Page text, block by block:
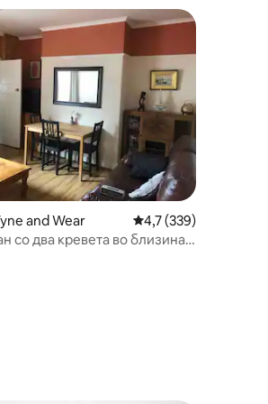
од 5, 8 рецензии
and Wear Просечна оцена: 4,7
4,7 (339)
со два кревета во близина